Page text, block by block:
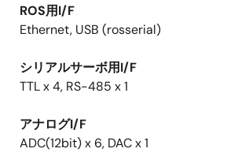
ROS用I/F
Ethernet, USB (rosserial)
シリアルサーボ用I/F
TTL x 4, RS-485 x 1
アナログI/F
ADC(12bit) x 6, DAC x 1